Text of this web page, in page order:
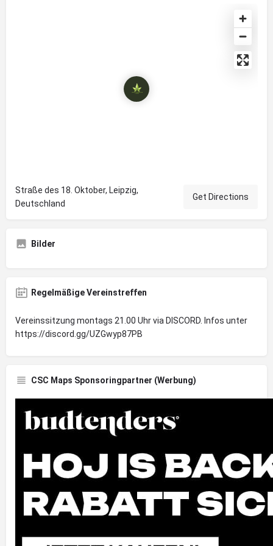
Straße des 18. Oktober, Leipzig,
Deutschland
Get Directions
Bilder
Regelmäßige Vereinstreffen
Vereinssitzung montags 21.00 Uhr via DISCORD. Infos unter
https://discord.gg/UZGwyp87PB
CSC Maps Sponsoringpartner (Werbung)